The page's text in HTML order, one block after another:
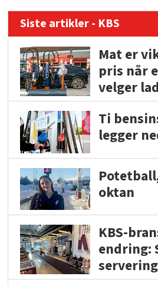
Siste artikler - KBS
Mat er
pris når
velger
Ti
legger
oktan
KBS-
endring: